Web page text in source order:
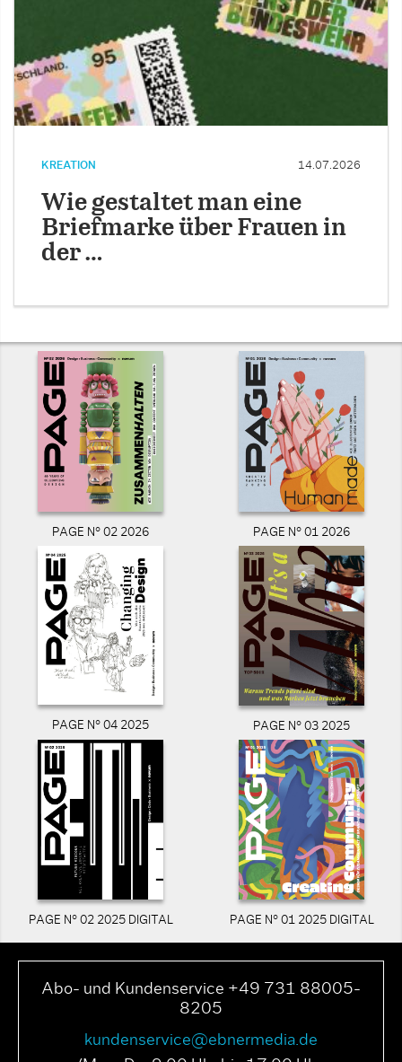
KREATION 14.07.2026
Wie gestaltet man eine
Briefmarke über Frauen in
der …
PAGE N° 02 2026 PAGE N° 01 2026
PAGE N° 04 2025 PAGE N° 03 2025
PAGE N° 02 2025 DIGITAL PAGE N° 01 2025 DIGITAL
Abo- und Kundenservice +49 731 88005-
8205
kundenservice@ebnermedia.de